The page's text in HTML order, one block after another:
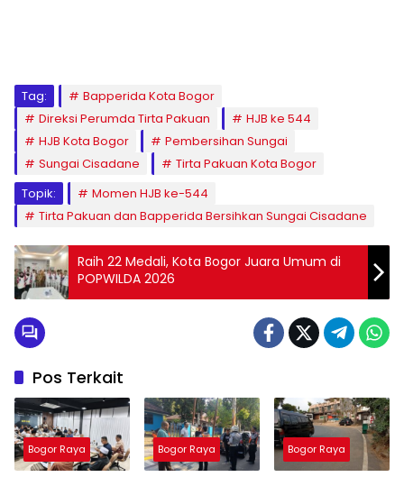
Tag:
Bapperida Kota Bogor
Direksi Perumda Tirta Pakuan
HJB ke 544
HJB Kota Bogor
Pembersihan Sungai
Sungai Cisadane
Tirta Pakuan Kota Bogor
Topik:
Momen HJB ke-544
Tirta Pakuan dan Bapperida Bersihkan Sungai Cisadane
Raih 22 Medali, Kota Bogor Juara Umum di
POPWILDA 2026
Pos Terkait
Bogor Raya Bogor Raya Bogor Raya